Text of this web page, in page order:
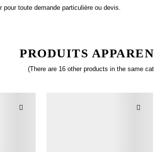
toute demande particulière ou devis.
PRODUITS
(There are 16 other products in the same